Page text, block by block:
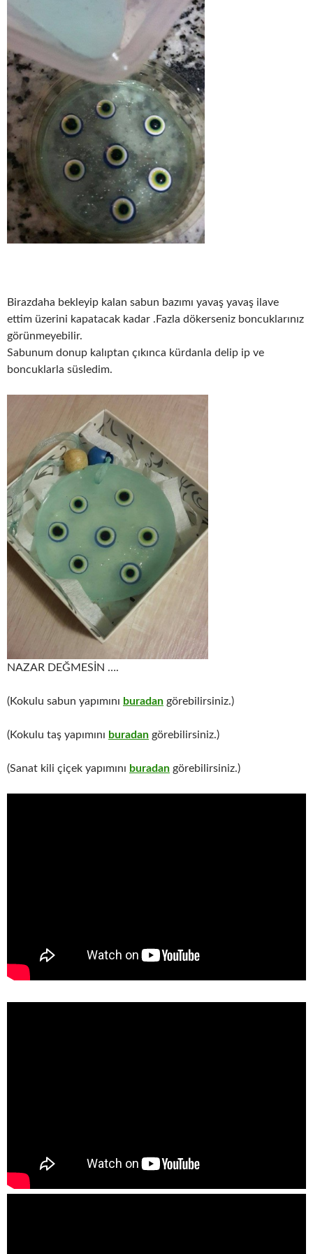
Birazdaha bekleyip kalan sabun bazımı yavaş yavaş ilave
ettim üzerini kapatacak kadar .Fazla dökerseniz boncuklarınız
görünmeyebilir.
Sabunum donup kalıptan çıkınca kürdanla delip ip ve
boncuklarla süsledim.
NAZAR DEĞMESİN ….
(Kokulu sabun yapımını buradan görebilirsiniz.)
(Kokulu taş yapımını buradan görebilirsiniz.)
(Sanat kili çiçek yapımını buradan görebilirsiniz.)